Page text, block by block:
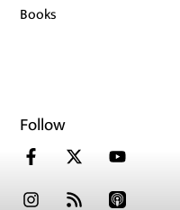
Books
Follow